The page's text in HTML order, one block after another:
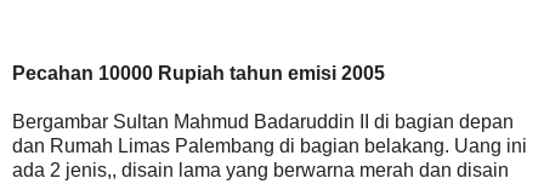
Pecahan 10000 Rupiah tahun emisi 2005
Bergambar Sultan Mahmud Badaruddin II di bagian depan
dan Rumah Limas Palembang di bagian belakang. Uang ini
ada 2 jenis,, disain lama yang berwarna merah dan disain